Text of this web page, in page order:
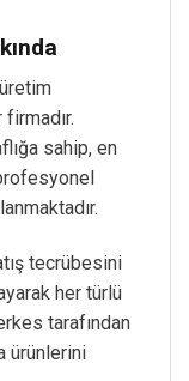
sahip, en
tecrübesini
her türlü
tarafından
ürünlerini